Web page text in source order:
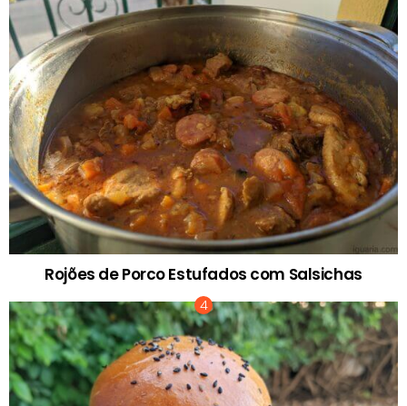
Rojões de Porco Estufados com Salsichas